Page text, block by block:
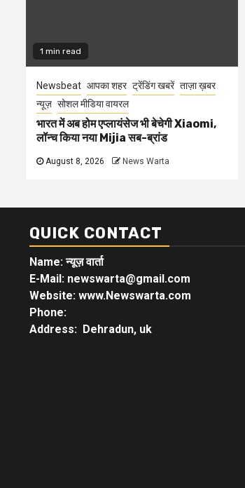
1 min read
Newsbeat आपका शहर ट्रेंडिंग खबरें ताज़ा ख़बर
न्यूज़ सोशल मीडिया वायरल
भारत में अब होम एप्लायंसेज भी बेचेगी Xiaomi,
लॉन्च किया नया Mijia सब-ब्रांड
August 8, 2026 News Warta
QUICK CONTACT
Name: न्यूज़ वार्ता
E-Mail: newswarta@gmail.com
Website: www.Newswarta.com
Phone:
Address: Dehradun, uk